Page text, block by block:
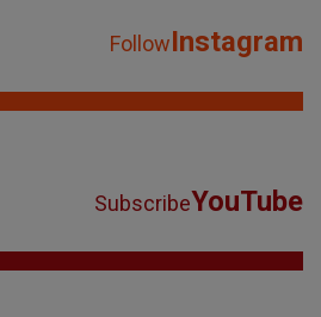
FollowInstagram
SubscribeYouTube